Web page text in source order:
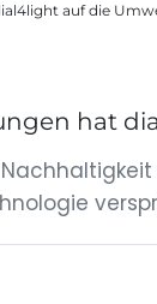
auf die
hat